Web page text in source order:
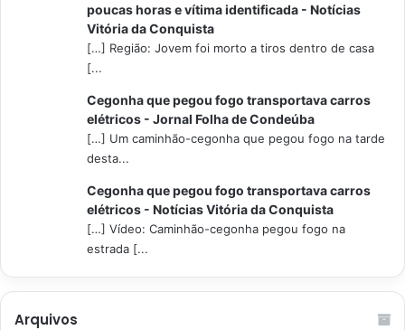
poucas horas e vítima identificada - Notícias
Vitória da Conquista
[…] Região: Jovem foi morto a tiros dentro de casa
[...
Cegonha que pegou fogo transportava carros
elétricos - Jornal Folha de Condeúba
[…] Um caminhão-cegonha que pegou fogo na tarde
desta...
Cegonha que pegou fogo transportava carros
elétricos - Notícias Vitória da Conquista
[…] Vídeo: Caminhão-cegonha pegou fogo na
estrada [...
Arquivos